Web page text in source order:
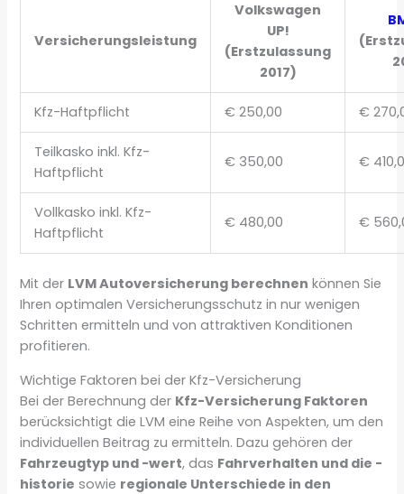
Versicherungsleistung
Volkswagen
UP!
(Erstzulassung
2017)
Kfz-Haftpflicht € 250,00 €
Teilkasko inkl. Kfz-
Haftpflicht
€ 350,00 €
Vollkasko inkl. Kfz-
Haftpflicht
€ 480,00 €
Mit der LVM Autoversicherung berechnen können Sie
Ihren optimalen Versicherungsschutz in nur wenigen
Schritten ermitteln und von attraktiven Konditionen
profitieren.
Wichtige Faktoren bei der Kfz-Versicherung
Bei der Berechnung der Kfz-Versicherung Faktoren
berücksichtigt die LVM eine Reihe von Aspekten, um den
individuellen Beitrag zu ermitteln. Dazu gehören der
Fahrzeugtyp und -wert, das Fahrverhalten und die -
historie sowie regionale Unterschiede in den